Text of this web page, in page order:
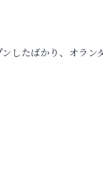
したばかり、オラン